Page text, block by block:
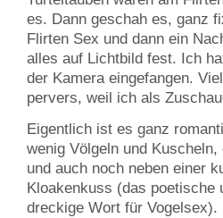
es. Dann geschah es, ganz
Flirten Sex und dann ein
alles auf Lichtbild fest. Ich
der Kamera eingefangen.
pervers, weil ich als
Eigentlich ist es ganz
wenig Völgeln und
und auch noch neben einer
Kloakenkuss (das poetische
dreckige Wort für Vogelsex).